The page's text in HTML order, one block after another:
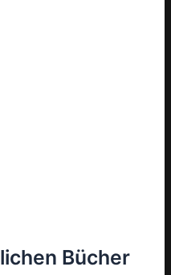
Bücher